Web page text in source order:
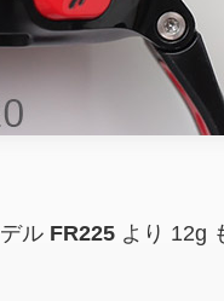
ル FR225 より 12g